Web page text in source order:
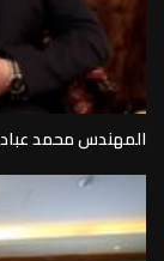
المهندس محمد